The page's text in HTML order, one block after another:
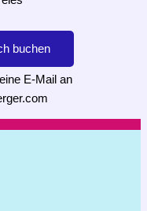
buchen
E-Mail an